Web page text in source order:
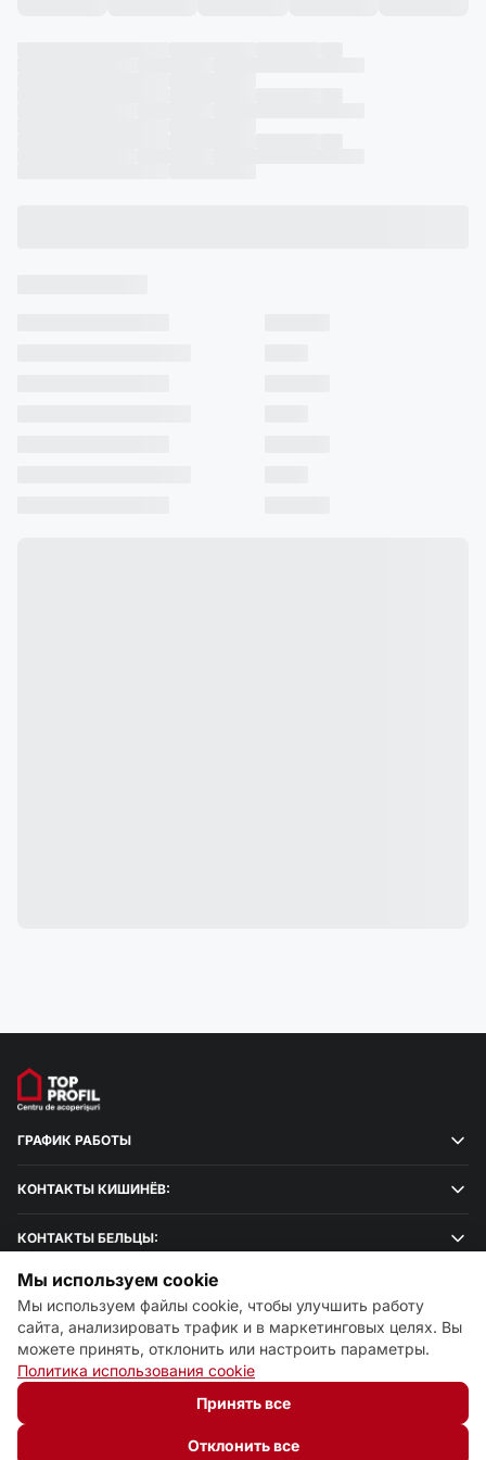
ГРАФИК РАБОТЫ
КОНТАКТЫ КИШИНЁВ:
КОНТАКТЫ БЕЛЬЦЫ:
© 2013 – 2026 ECOM
Настройки cookie
Политика использования cookie
Мы используем cookie
Мы используем файлы cookie, чтобы улучшить работу
сайта, анализировать трафик и в маркетинговых целях. Вы
можете принять, отклонить или настроить параметры.
Политика использования cookie
Принять все
Отклонить все